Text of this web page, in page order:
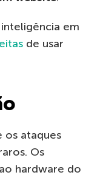
em
de usar
os ataques
Os
hardware do